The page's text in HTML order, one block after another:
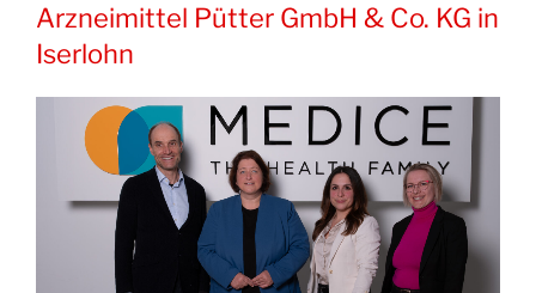
Arzneimittel Pütter GmbH & Co. KG in
Iserlohn